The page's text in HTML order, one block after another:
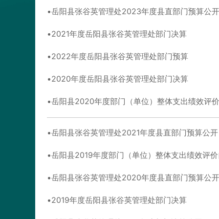
岳阳县张谷英管理处2023年度县直部门预算公开
2021年度岳阳县张谷英管理处部门决算
2022年度岳阳县张谷英管理处部门预算
2020年度岳阳县张谷英管理处部门决算
岳阳县2020年度部门（单位）整体支出绩效评
岳阳县张谷英管理处2021年度县直部门预算公开
岳阳县2019年度部门（单位）整体支出绩效评
岳阳县张谷英管理处2020年度县直部门预算公开
2019年度岳阳县张谷英管理处部门决算